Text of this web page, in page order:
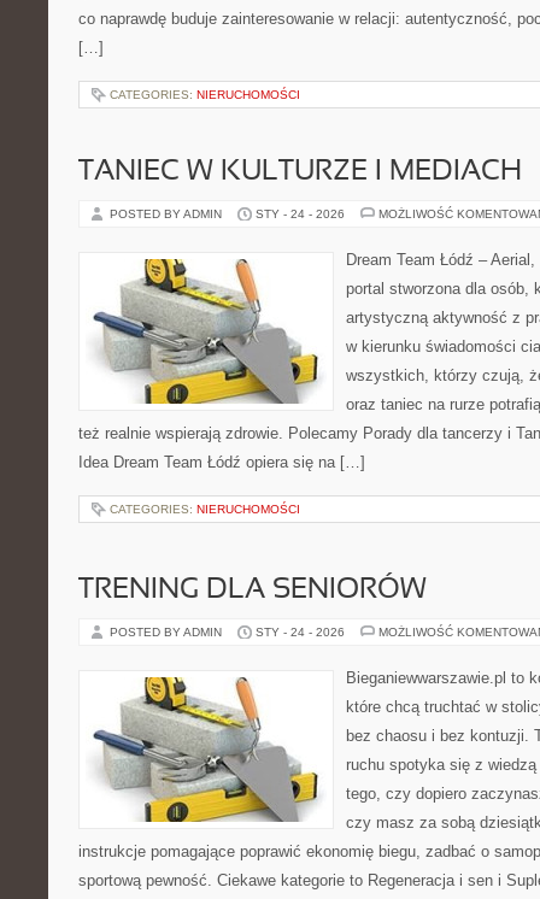
co naprawdę buduje zainteresowanie w relacji: autentyczność,
[…]
CATEGORIES: NIERUCHOMOŚCI
TANIEC W KULTURZE I MEDIACH
POSTED BY ADMIN STY - 24 - 2026 MOŻLIWOŚĆ
Dream Team Łódź –
portal stworzona dla osób,
artystyczną aktywność z
w kierunku świadomości
wszystkich, którzy czują,
oraz taniec na rurze
też realnie wspierają zdrowie. Polecamy Porady dla tancerzy i
Idea Dream Team Łódź opiera się na […]
CATEGORIES: NIERUCHOMOŚCI
TRENING DLA SENIORÓW
POSTED BY ADMIN STY - 24 - 2026 MOŻLIWOŚĆ
Bieganiewwarszawie.pl to
które chcą truchtać w
bez chaosu i bez kontuzji.
ruchu spotyka się z
tego, czy dopiero
czy masz za sobą
instrukcje pomagające poprawić ekonomię biegu, zadbać o
sportową pewność. Ciekawe kategorie to Regeneracja i sen i